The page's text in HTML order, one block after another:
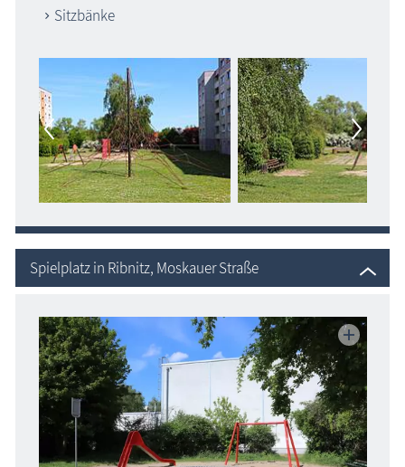
Sitzbänke
Spielplatz in Ribnitz, Moskauer Straße